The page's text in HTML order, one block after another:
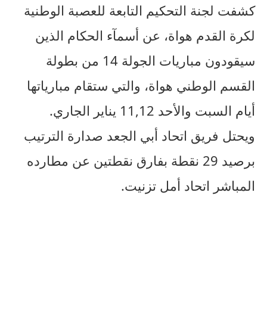
كشفت لجنة التحكيم التابعة للعصبة الوطنية
لكرة القدم هواة، عن أسمآء الحكام الذين
سيقودون مباريات الجولة 14 من بطولة
القسم الوطني هواة، والتي ستقام مبارياتها
أيام السبت والأحد 11,12 يناير الجاري.
ويحتل فريق اتحاد أبي الجعد صدارة الترتيب
برصيد 29 نقطة بفارق نقطتين عن مطارده
المباشر اتحاد أمل تزنيت.